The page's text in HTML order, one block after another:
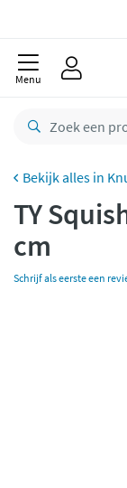
Menu
TY
cm
Schrijf als eerste een